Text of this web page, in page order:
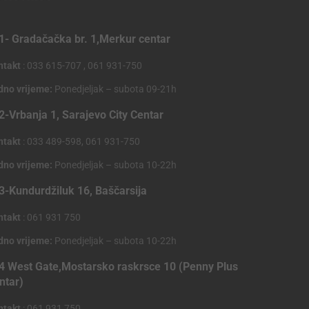
Gradačačka br. 1,Merkur centar
: 033 615-707 , 061 931-750
vrijeme: Ponedjeljak – subota 09-21h
Vrbanja 1, Sarajevo City Centar
: 033 489-598, 061 931-750
vrijeme: Ponedjeljak – subota 10-22h
Kundurdžiluk 16, Baščarsija
: 061 931 750
vrijeme: Ponedjeljak – subota 10-22h
West Gate,Mostarsko raskrsce 10 (Penny Plus